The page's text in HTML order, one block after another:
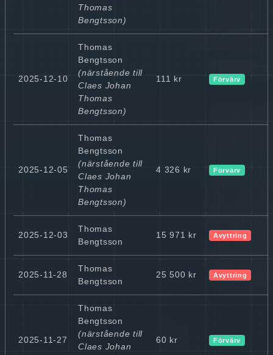
Thomas
Bengtsson)
2025-12-10
Thomas
Bengtsson
(närstående till
Claes Johan
Thomas
Bengtsson)
111 kr Förvärv
2025-12-05
Thomas
Bengtsson
(närstående till
Claes Johan
Thomas
Bengtsson)
4 326 kr Förvärv
2025-12-03
Thomas
Bengtsson
15 971 kr Avyttring
2025-11-28
Thomas
Bengtsson
25 500 kr Avyttring
2025-11-27
Thomas
Bengtsson
(närstående till
Claes Johan
60 kr Förvärv